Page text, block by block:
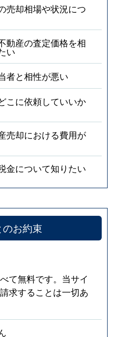
売却相場や状況につ
動産の査定価格を相
い
者と相性が悪い
こに依頼していいか
売却における費用が
金について知りたい
お約束
て無料です。当サイ
求することは一切あ